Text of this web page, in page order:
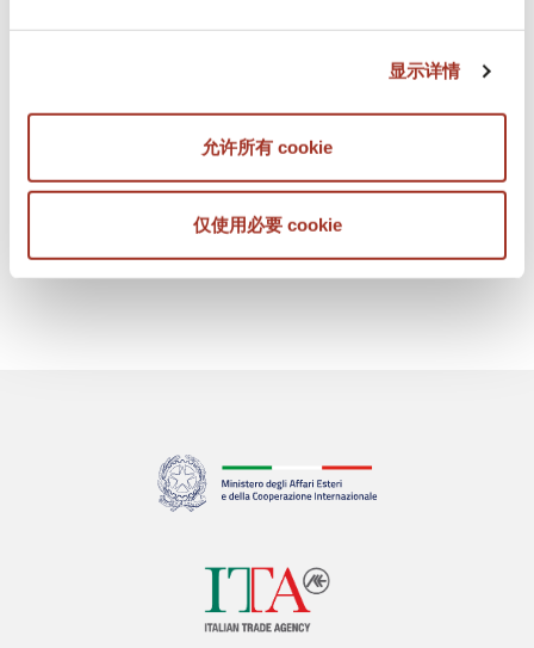
显示详情
允许所有 cookie
仅使用必要 cookie
特定地理区域内试验工业共生的可扩展性。